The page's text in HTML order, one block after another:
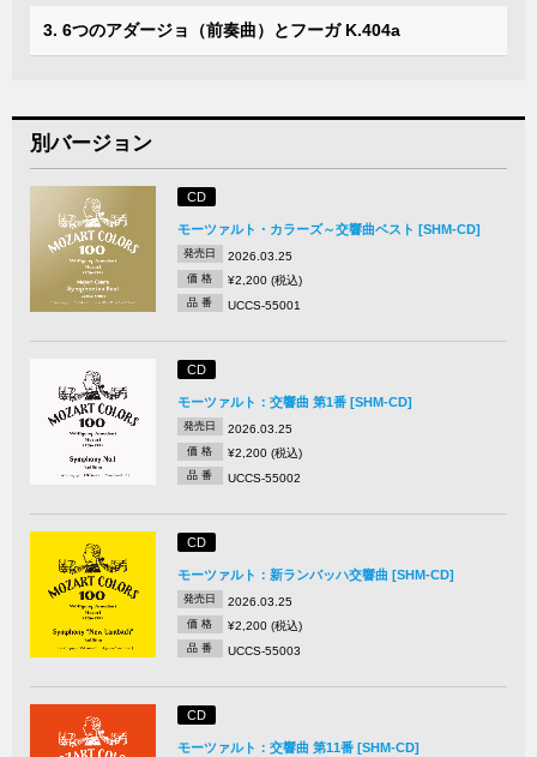
3. 6つのアダージョ（前奏曲）とフーガ K.404a
別バージョン
CD
モーツァルト・カラーズ～交響曲ベスト [SHM-CD]
発売日 2026.03.25
価 格 ¥2,200 (税込)
品 番 UCCS-55001
CD
モーツァルト：交響曲 第1番 [SHM-CD]
発売日 2026.03.25
価 格 ¥2,200 (税込)
品 番 UCCS-55002
CD
モーツァルト：新ランバッハ交響曲 [SHM-CD]
発売日 2026.03.25
価 格 ¥2,200 (税込)
品 番 UCCS-55003
CD
モーツァルト：交響曲 第11番 [SHM-CD]